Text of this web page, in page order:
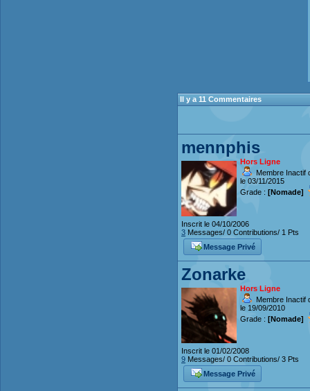
Il y a 11 Commentaires
mennphis
Hors Ligne
Membre Inactif
le 03/11/2015
Grade : [Nomade]
Inscrit le 04/10/2006
3 Messages/ 0 Contributions/ 1 Pts
Message Privé
Zonarke
Hors Ligne
Membre Inactif
le 19/09/2010
Grade : [Nomade]
Inscrit le 01/02/2008
9 Messages/ 0 Contributions/ 3 Pts
Message Privé